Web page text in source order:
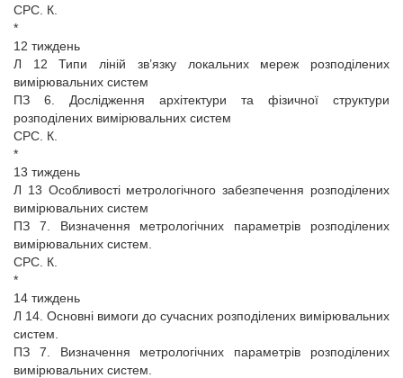
СРС. К.
*
12 тиждень
Л 12 Типи ліній зв’язку локальних мереж розподілених
вимірювальних систем
ПЗ 6. Дослідження архітектури та фізичної структури
розподілених вимірювальних систем
СРС. К.
*
13 тиждень
Л 13 Особливості метрологічного забезпечення розподілених
вимірювальних систем
ПЗ 7. Визначення метрологічних параметрів розподілених
вимірювальних систем.
СРС. К.
*
14 тиждень
Л 14. Основні вимоги до сучасних розподілених вимірювальних
систем.
ПЗ 7. Визначення метрологічних параметрів розподілених
вимірювальних систем.